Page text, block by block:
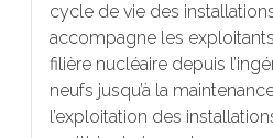
cycle de vie des
accompagne les
filière nucléaire depuis
neufs jusqu’à la
l’exploitation des